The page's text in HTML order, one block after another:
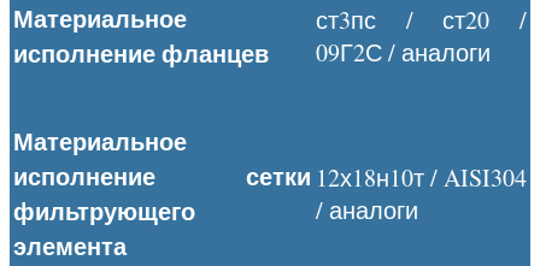
Материальное
исполнение фланцев
ст3пс / ст20 /
09Г2С / аналоги
Материальное
исполнение сетки
фильтрующего
элемента
12х18н10т / AISI304
/ аналоги